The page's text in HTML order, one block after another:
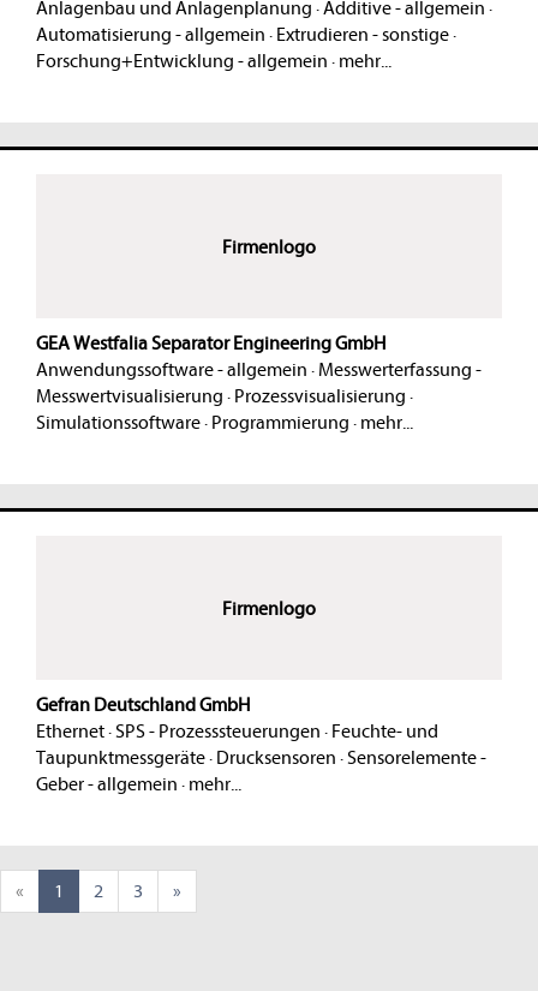
Anlagenbau und Anlagenplanung ·Additive - allgemein ·
Automatisierung - allgemein · Extrudieren - sonstige·
Forschung+Entwicklung - allgemein · mehr...
Firmenlogo
GEA Westfalia Separator Engineering GmbH
Anwendungssoftware - allgemein · Messwerterfassung -
Messwertvisualisierung · Prozessvisualisierung ·
Simulationssoftware· Programmierung · mehr...
Firmenlogo
Gefran Deutschland GmbH
Ethernet· SPS - Prozesssteuerungen · Feuchte- und
Taupunktmessgeräte· Drucksensoren · Sensorelemente -
Geber - allgemein · mehr...
« 1 2 3 »